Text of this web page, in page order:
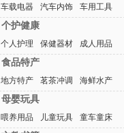
车载电器 汽车内饰 车用工具
个护健康
个人护理 保健器材 成人用品
食品特产
地方特产 茗茶冲调 海鲜水产
母婴玩具
喂养用品 儿童玩具 童车童床